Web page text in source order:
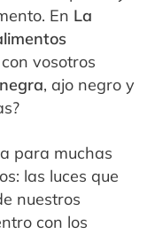
En La
vosotros
, ajo negro y
para muchas
las luces que
nuestros
con los